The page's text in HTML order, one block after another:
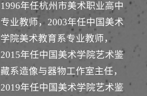
1996年任杭州市美术职业高中
专业教师，2003年任中国美术
学院美术教育系专业教师，
2015年任中国美术学院艺术鉴
藏系造像与器物工作室主任，
2019年任中国美术学院艺术鉴